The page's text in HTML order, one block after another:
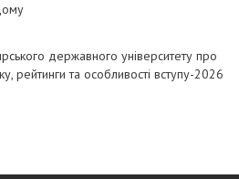
державного університету про
рейтинги та особливості вступу-2026